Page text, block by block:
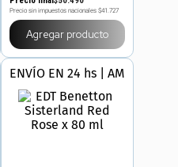
Precio sin impuestos nacionales $41.727
Agregar producto
ENVÍO EN 24 hs | AMBA